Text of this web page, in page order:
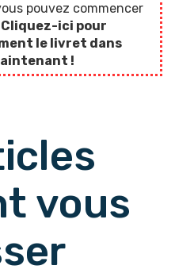
pouvez commencer
Cliquez-ici pour
le livret dans
!
vous